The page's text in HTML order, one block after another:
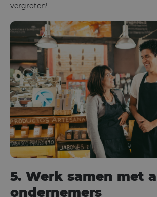
vergroten!
5. Werk samen met
ondernemers